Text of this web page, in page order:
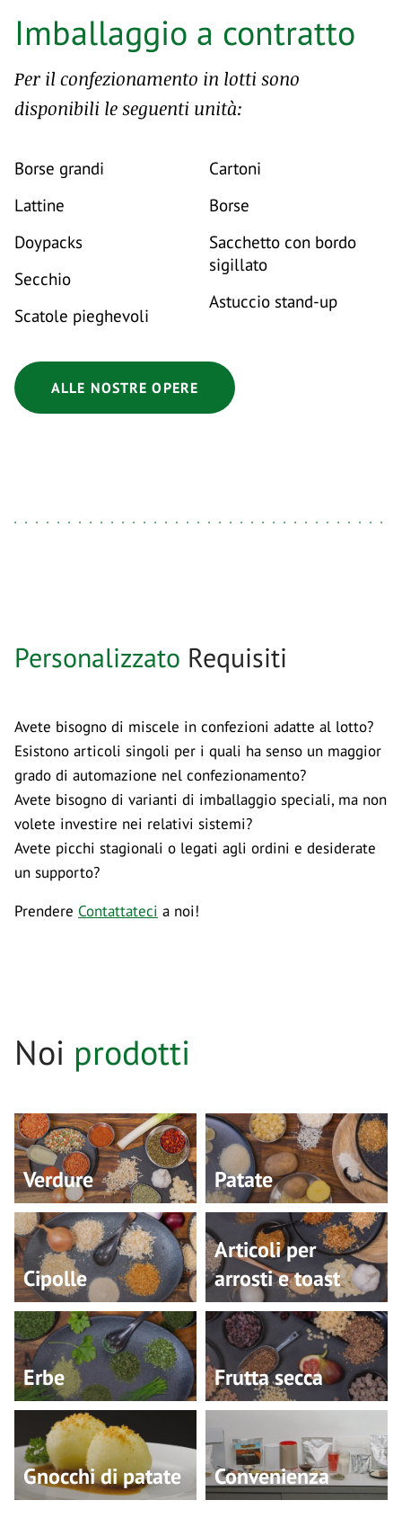
Imballaggio a contratto
Per il confezionamento in lotti sono
disponibili le seguenti unità:
Borse grandi
Lattine
Doypacks
Secchio
Scatole pieghevoli
Cartoni
Borse
Sacchetto con bordo
sigillato
Astuccio stand-up
ALLE NOSTRE OPERE
Personalizzato Requisiti
Avete bisogno di miscele in confezioni adatte al lotto?
Esistono articoli singoli per i quali ha senso un maggior
grado di automazione nel confezionamento?
Avete bisogno di varianti di imballaggio speciali, ma non
volete investire nei relativi sistemi?
Avete picchi stagionali o legati agli ordini e desiderate
un supporto?
Prendere Contattateci a noi!
Noi prodotti
Verdure Patate
Cipolle
Articoli per
arrosti e toast
Erbe Frutta secca
Gnocchi di patate Convenienza